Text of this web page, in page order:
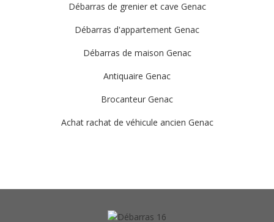
Débarras de grenier et cave Genac
Débarras d'appartement Genac
Débarras de maison Genac
Antiquaire Genac
Brocanteur Genac
Achat rachat de véhicule ancien Genac